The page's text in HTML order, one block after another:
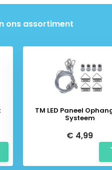
ons assortiment
TM LED Paneel
Systeem
€ 4,99